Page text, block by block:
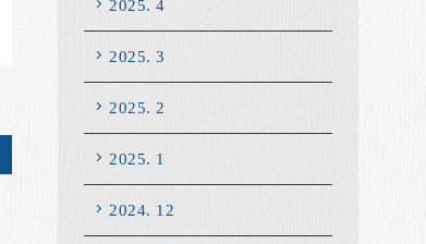
2025. 4
2025. 3
2025. 2
2025. 1
2024. 12